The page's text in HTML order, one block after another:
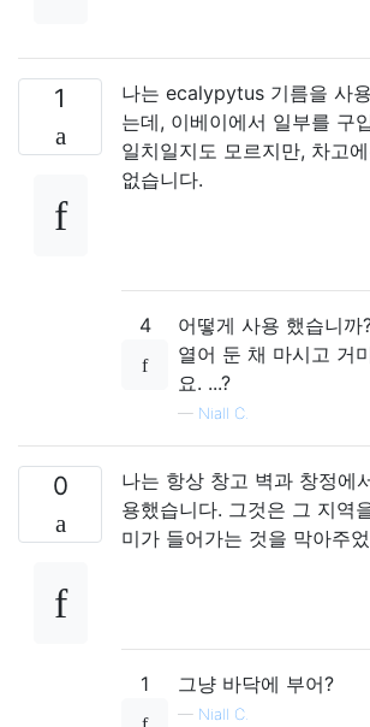
1
나는 ecalypytus 기름을 사
는데, 이베이에서 일부를 구
일치일지도 모르지만, 차고
없습니다.
4
어떻게 사용 했습니까
열어 둔 채 마시고 거
요. ...?
— Niall C.
0
나는 항상 창고 벽과 창정에
용했습니다. 그것은 그 지역
미가 들어가는 것을 막아주
1 그냥 바닥에 부어?
— Niall C.